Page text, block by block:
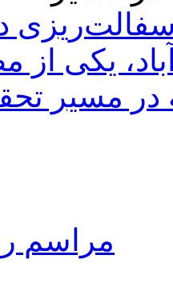
یکی از
در مسیر
مراسم